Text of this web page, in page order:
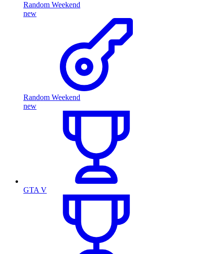
Random Weekend
new
Random Weekend
new
GTA V